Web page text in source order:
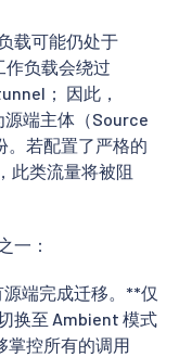
载可能仍处于
作负载会绕过
； 因此，
端主体（Source
。若配置了严格的
此类流量将被阻
一：
端完成迁移。**仅
换至 Ambient 模式
掌控所有的调用